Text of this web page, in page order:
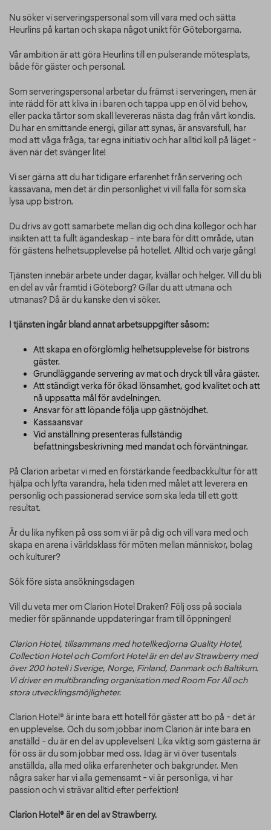
Nu söker vi serveringspersonal som vill vara med och sätta
Heurlins på kartan och skapa något unikt för Göteborgarna.
Vår ambition är att göra Heurlins till en pulserande mötesplats,
både för gäster och personal.
Som serveringspersonal arbetar du främst i serveringen, men är
inte rädd för att kliva in i baren och tappa upp en öl vid behov,
eller packa tårtor som skall levereras nästa dag från vårt kondis.
Du har en smittande energi, gillar att synas, är ansvarsfull, har
mod att våga fråga, tar egna initiativ och har alltid koll på läget -
även när det svänger lite!
Vi ser gärna att du har tidigare erfarenhet från servering och
kassavana, men det är din personlighet vi vill falla för som ska
lysa upp bistron.
Du drivs av gott samarbete mellan dig och dina kollegor och har
insikten att ta fullt ägandeskap - inte bara för ditt område, utan
för gästens helhetsupplevelse på hotellet. Alltid och varje gång!
Tjänsten innebär arbete under dagar, kvällar och helger. Vill du bli
en del av vår framtid i Göteborg? Gillar du att utmana och
utmanas? Då är du kanske den vi söker.
I tjänsten ingår bland annat arbetsuppgifter såsom:
Att skapa en oförglömlig helhetsupplevelse för bistrons
gäster.
Grundläggande servering av mat och dryck till våra gäster.
Att ständigt verka för ökad lönsamhet, god kvalitet och att
nå uppsatta mål för avdelningen.
Ansvar för att löpande följa upp gästnöjdhet.
Kassaansvar
Vid anställning presenteras fullständig
befattningsbeskrivning med mandat och förväntningar.
På Clarion arbetar vi med en förstärkande feedbackkultur för att
hjälpa och lyfta varandra, hela tiden med målet att leverera en
personlig och passionerad service som ska leda till ett gott
resultat.
Är du lika nyfiken på oss som vi är på dig och vill vara med och
skapa en arena i världsklass för möten mellan människor, bolag
och kulturer?
Sök före sista ansökningsdagen
Vill du veta mer om Clarion Hotel Draken? Följ oss på sociala
medier för spännande uppdateringar fram till öppningen!
Clarion Hotel, tillsammans med hotellkedjorna Quality Hotel,
Collection Hotel och Comfort Hotel är en del av Strawberry med
över 200 hotell i Sverige, Norge, Finland, Danmark och Baltikum.
Vi driver en multibranding organisation med Room For All och
stora utvecklingsmöjligheter.
Clarion Hotel® är inte bara ett hotell för gäster att bo på - det är
en upplevelse. Och du som jobbar inom Clarion är inte bara en
anställd - du är en del av upplevelsen! Lika viktig som gästerna är
för oss är du som jobbar med oss. Idag är vi över tusentals
anställda, alla med olika erfarenheter och bakgrunder. Men
några saker har vi alla gemensamt - vi är personliga, vi har
passion och vi strävar alltid efter perfektion!
Clarion Hotel® är en del av Strawberry.